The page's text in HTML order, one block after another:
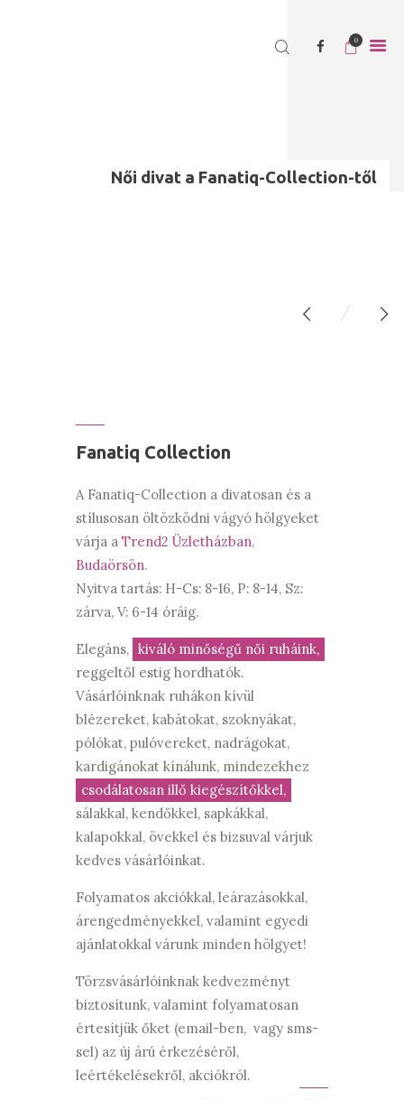
0
FANATIQ COLLECTION
Női divat a Fanatiq-Collection-től
Fanatiq Collection
A Fanatiq-Collection a divatosan és a
stílusosan öltözködni vágyó hölgyeket
várja a Trend2 Üzletházban,
Budaörsön.
Nyitva tartás: H-Cs: 8-16, P: 8-14, Sz:
zárva, V: 6-14 óráig.
Elegáns, kiváló minőségű női ruháink,
reggeltől estig hordhatók.
Vásárlóinknak ruhákon kívül
blézereket, kabátokat, szoknyákat,
pólókat, pulóvereket, nadrágokat,
kardigánokat kínálunk, mindezekhez
csodálatosan illő kiegészítőkkel,
sálakkal, kendőkkel, sapkákkal,
kalapokkal, övekkel és bizsuval várjuk
kedves vásárlóinkat.
Folyamatos akciókkal, leárazásokkal,
árengedményekkel, valamint egyedi
ajánlatokkal várunk minden hölgyet!
Törzsvásárlóinknak kedvezményt
biztosítunk, valamint folyamatosan
értesítjük őket (email-ben, vagy sms-
sel) az új árú érkezéséről,
leértékelésekről, akciókról.